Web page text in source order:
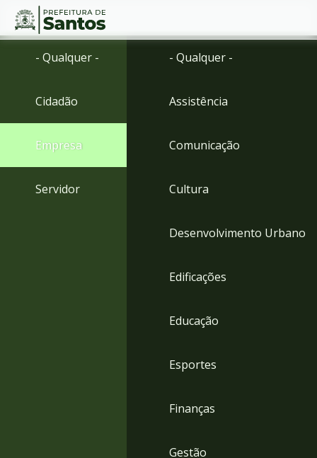
Ir
Ir
menu
Conteúdo
- Qualquer -
Cidadão
Empresa
Servidor
- Qualquer -
Assistência
Comunicação
Cultura
Desenvolvimento Urbano
Edificações
Educação
Esportes
Finanças
Gestão